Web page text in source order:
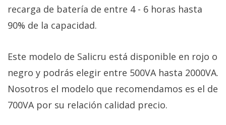
recarga de batería de entre 4 - 6 horas hasta
90% de la capacidad.
Este modelo de Salicru está disponible en rojo o
negro y podrás elegir entre 500VA hasta 2000VA.
Nosotros el modelo que recomendamos es el de
700VA por su relación calidad precio.